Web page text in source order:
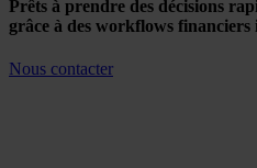
Prêts à prendre des décisions
grâce à des workflows financiers
Nous contacter